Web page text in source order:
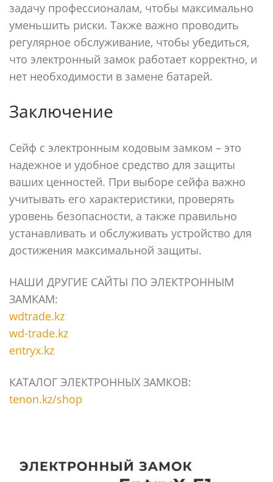
задачу профессионалам, чтобы максимально
уменьшить риски. Также важно проводить
регулярное обслуживание, чтобы убедиться,
что электронный замок работает корректно, и
нет необходимости в замене батарей.
Заключение
Сейф с электронным кодовым замком – это
надежное и удобное средство для защиты
ваших ценностей. При выборе сейфа важно
учитывать его характеристики, проверять
уровень безопасности, а также правильно
устанавливать и обслуживать устройство для
достижения максимальной защиты.
НАШИ ДРУГИЕ САЙТЫ ПО ЭЛЕКТРОННЫМ
ЗАМКАМ:
wdtrade.kz
wd-trade.kz
entryx.kz
КАТАЛОГ ЭЛЕКТРОННЫХ ЗАМКОВ:
tenon.kz/shop